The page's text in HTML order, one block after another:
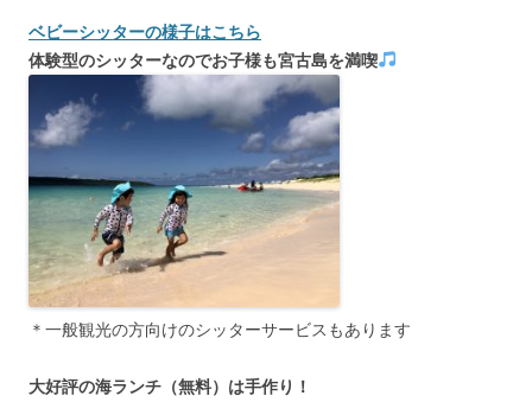
ベビーシッターの様子はこちら
体験型のシッターなのでお子様も宮古島を満喫
＊一般観光の方向けのシッターサービスもあります
大好評の海ランチ（無料）は手作り！